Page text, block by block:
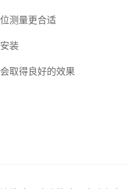
测量更合适
装
取得良好的效果